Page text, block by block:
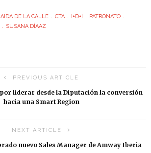
DE LA CALLE CTA I+D+I
PATRONATO
SUSANA DÍAAZ
PREVIOUS ARTICLE
liderar desde la Diputación la conversión
hacia una Smart Region
NEXT ARTICLE
nuevo Sales Manager de Amway Iberia